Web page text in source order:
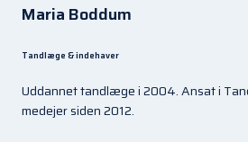
Maria Boddum
Tandlæge & indehaver
Uddannet tandlæge i 2004. Ansat i
medejer siden 2012.